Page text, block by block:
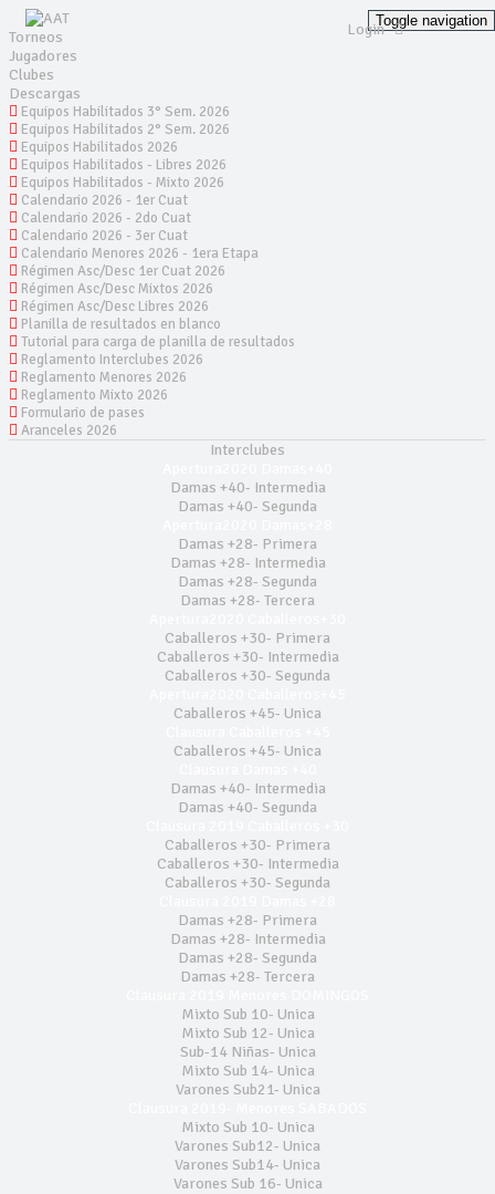
Toggle navigation
Torneos
Jugadores
Clubes
Descargas
Equipos Habilitados 3° Sem. 2026
Equipos Habilitados 2° Sem. 2026
Equipos Habilitados 2026
Equipos Habilitados - Libres 2026
Equipos Habilitados - Mixto 2026
Calendario 2026 - 1er Cuat
Calendario 2026 - 2do Cuat
Calendario 2026 - 3er Cuat
Calendario Menores 2026 - 1era Etapa
Régimen Asc/Desc 1er Cuat 2026
Régimen Asc/Desc Mixtos 2026
Régimen Asc/Desc Libres 2026
Planilla de resultados en blanco
Tutorial para carga de planilla de resultados
Reglamento Interclubes 2026
Reglamento Menores 2026
Reglamento Mixto 2026
Formulario de pases
Aranceles 2026
Login
Interclubes
Damas +40- Intermedia
Damas +40- Segunda
Damas +28- Primera
Damas +28- Intermedia
Damas +28- Segunda
Damas +28- Tercera
Caballeros +30- Primera
Caballeros +30- Intermedia
Caballeros +30- Segunda
Caballeros +45- Unica
Caballeros +45- Unica
Damas +40- Intermedia
Damas +40- Segunda
Caballeros +30- Primera
Caballeros +30- Intermedia
Caballeros +30- Segunda
Damas +28- Primera
Damas +28- Intermedia
Damas +28- Segunda
Damas +28- Tercera
Mixto Sub 10- Unica
Mixto Sub 12- Unica
Sub-14 Niñas- Unica
Mixto Sub 14- Unica
Varones Sub21- Unica
Mixto Sub 10- Unica
Varones Sub12- Unica
Varones Sub14- Unica
Varones Sub 16- Unica